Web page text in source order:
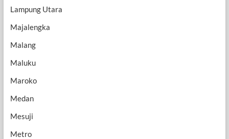
Lampung Utara
Majalengka
Malang
Maluku
Maroko
Medan
Mesuji
Metro